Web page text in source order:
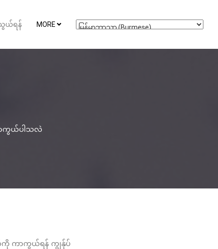
ယ်ရန် MORE
ာကွယ်ပါသလဲ
ကို ကာကွယ်ရန် ကျွန်ုပ်